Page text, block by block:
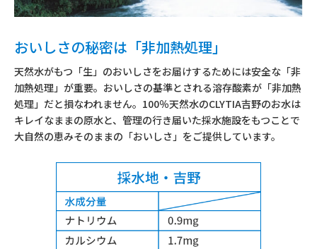
おいしさの秘密は「非加熱処理」
天然水がもつ「生」のおいしさをお届けするためには安全な「非
加熱処理」が重要。おいしさの基準とされる溶存酸素が「非加熱
処理」だと損なわれません。100％天然水のCLYTIA吉野のお水は
キレイなままの原水と、管理の行き届いた採水施設をもつことで
大自然の恵みそのままの「おいしさ」をご提供しています。